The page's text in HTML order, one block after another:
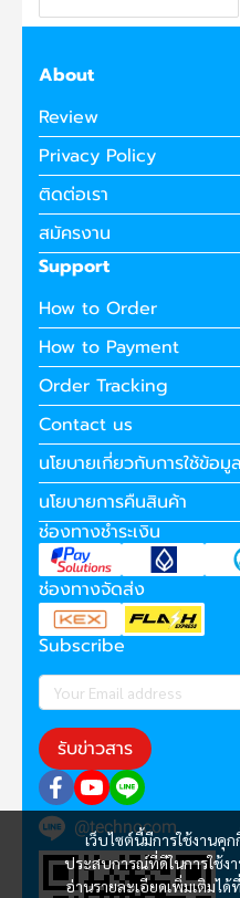
เว็บไซต์นี้มีการใช้งานคุ
ประสบการณ์ที่ดีในการใช้ง
อ่านรายละเอียดเพิ่มเติมได้ที่
About
Review
Privacy Policy
ติดต่อเรา
สมัครงาน
Support
How to Order
How to Payment
Order Tracking
Contact us
นโยบายเกี่ยวกับการใช้ข้อ
นโยบายการคืนสินค้า
ช่องทางชำระเงิน
ช่องทางจัดส่ง
Subscribe
รับข่าวสาร
@technocom